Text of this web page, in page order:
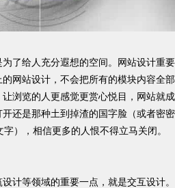
了给人充分遐想的空间。网站设计重要
网站设计，不会把所有的模块内容全部
浏览的人更感觉更赏心悦目，网站就成
还是那种土到掉渣的国字脸（或者密密
），相信更多的人恨不得立马关闭。
计等领域的重要一点，就是交互设计。